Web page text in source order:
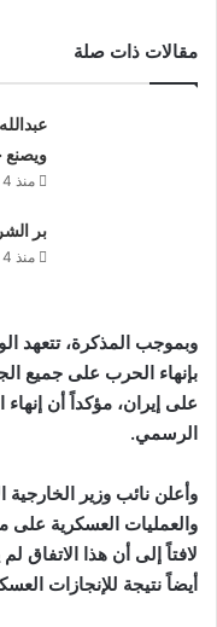
مقالات ذات صلة
منذ 4 ساعات
بر
منذ 4 ساعات
وبموجب المذكرة، تتعهد
بإنهاء الحرب على جميع
على إيران، مؤكداً أن
الرسمي.
وأعلن نائب وزير الخارجية
والعمليات العسكرية على
لافتاً إلى أن هذا الاتفاق
أيضاً نتيجة للإنجازات